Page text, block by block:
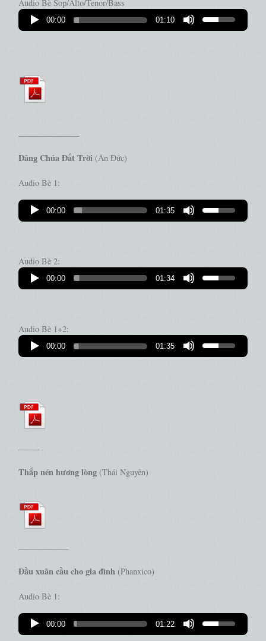
Audio Bè Sop/Alto/Tenor/Bass
00:00 01:10
———————-
Dâng Chúa Đất Trời(Ân Đức)
Audio Bè 1:
00:00 01:35
Audio Bè 2:
00:00 01:34
Audio Bè 1+2:
00:00 01:35
——–
Thắp nén hương lòng(Thái Nguyên)
——————
Đầu xuân cầu cho gia đình(Phanxico)
Audio Bè 1:
00:00 01:22